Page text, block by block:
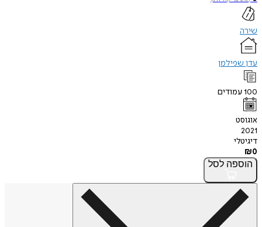
שירה
עדן שפילמן
100עמודים
אוגוסט
2021
דיגיטלי
₪0
הוספה לסל